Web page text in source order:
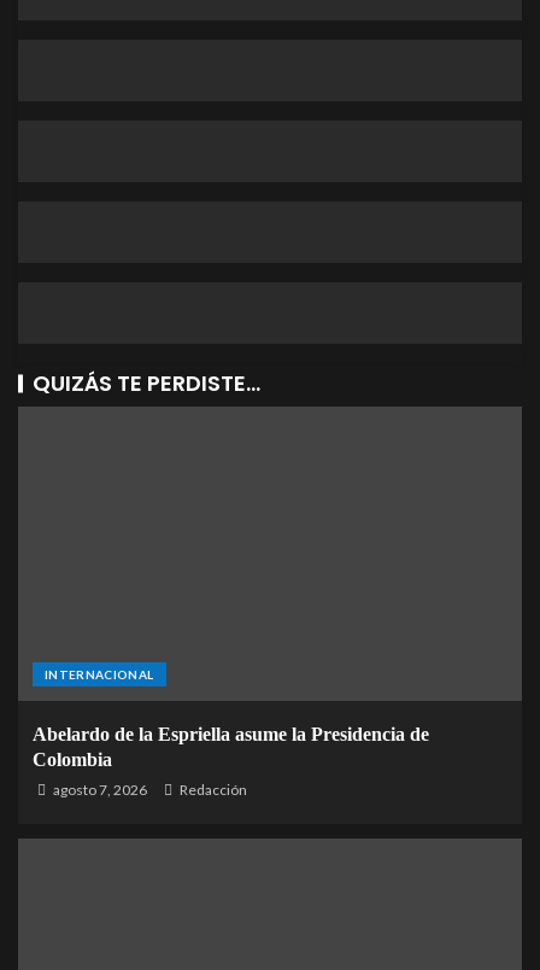
QUIZÁS TE PERDISTE...
INTERNACIONAL
Abelardo de la Espriella asume la Presidencia de
Colombia
agosto 7, 2026 Redacción